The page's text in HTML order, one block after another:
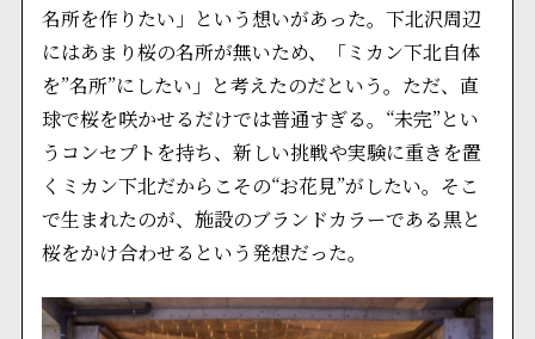
名所を作りたい」という想いがあった。下北沢周辺
にはあまり桜の名所が無いため、「ミカン下北自体
を”名所”にしたい」と考えたのだという。ただ、直
球で桜を咲かせるだけでは普通すぎる。“未完”とい
うコンセプトを持ち、新しい挑戦や実験に重きを置
くミカン下北だからこその“お花見”がしたい。そこ
で生まれたのが、施設のブランドカラーである黒と
桜をかけ合わせるという発想だった。